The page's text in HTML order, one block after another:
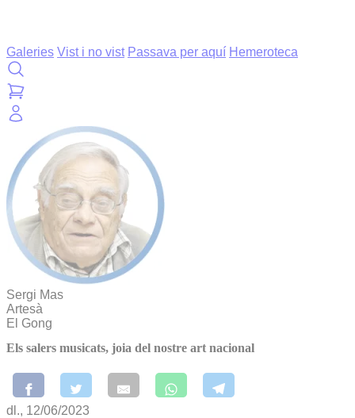
Galeries Vist i no vist Passava per aquí Hemeroteca
Sergi Mas
Artesà
El Gong
Els salers musicats, joia del nostre art nacional
dl., 12/06/2023